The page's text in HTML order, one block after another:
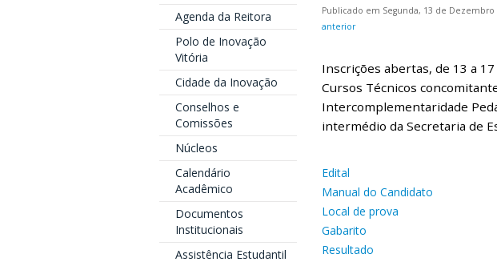
Agenda da Reitora
Polo de Inovação
Vitória
Cidade da Inovação
Conselhos e
Comissões
Núcleos
Calendário
Acadêmico
Documentos
Institucionais
Assistência Estudantil
Publicado em Segunda, 13 de Dezembro
anterior
Inscrições abertas, de 13 a
Cursos Técnicos
Intercomplementaridade
intermédio da Secretaria de
Edital
Manual do Candidato
Local de prova
Gabarito
Resultado